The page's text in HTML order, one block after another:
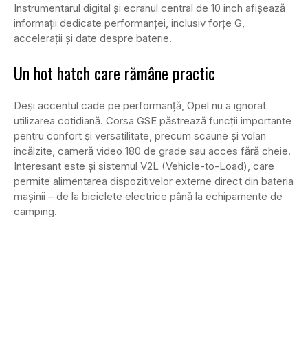
Instrumentarul digital și ecranul central de 10 inch afișează
informații dedicate performanței, inclusiv forțe G,
accelerații și date despre baterie.
Un hot hatch care rămâne practic
Deși accentul cade pe performanță, Opel nu a ignorat
utilizarea cotidiană. Corsa GSE păstrează funcții importante
pentru confort și versatilitate, precum scaune și volan
încălzite, cameră video 180 de grade sau acces fără cheie.
Interesant este și sistemul V2L (Vehicle-to-Load), care
permite alimentarea dispozitivelor externe direct din bateria
mașinii – de la biciclete electrice până la echipamente de
camping.